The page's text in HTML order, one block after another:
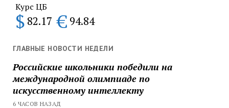
Курс ЦБ
$ 82.17 € 94.84
ГЛАВНЫЕ НОВОСТИ НЕДЕЛИ
Российские школьники победили на
международной олимпиаде по
искусственному интеллекту
6 ЧАСОВ НАЗАД